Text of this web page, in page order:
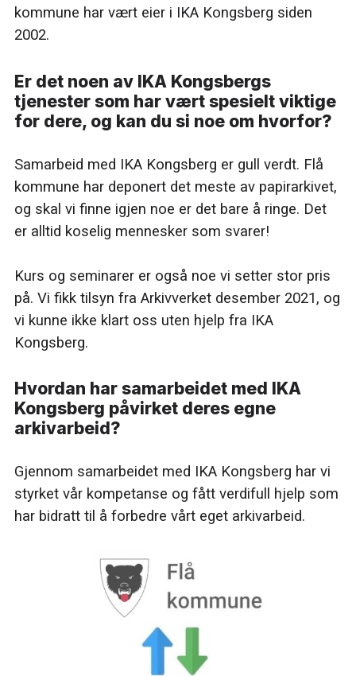
kommune har vært eier i IKA Kongsberg siden
2002.
Er det noen av IKA Kongsbergs
tjenester som har vært spesielt viktige
for dere, og kan du si noe om hvorfor?
Samarbeid med IKA Kongsberg er gull verdt. Flå
kommune har deponert det meste av papirarkivet,
og skal vi finne igjen noe er det bare å ringe. Det
er alltid koselig mennesker som svarer!
Kurs og seminarer er også noe vi setter stor pris
på. Vi fikk tilsyn fra Arkivverket desember 2021, og
vi kunne ikke klart oss uten hjelp fra IKA
Kongsberg.
Hvordan har samarbeidet med IKA
Kongsberg påvirket deres egne
arkivarbeid?
Gjennom samarbeidet med IKA Kongsberg har vi
styrket vår kompetanse og fått verdifull hjelp som
har bidratt til å forbedre vårt eget arkivarbeid.